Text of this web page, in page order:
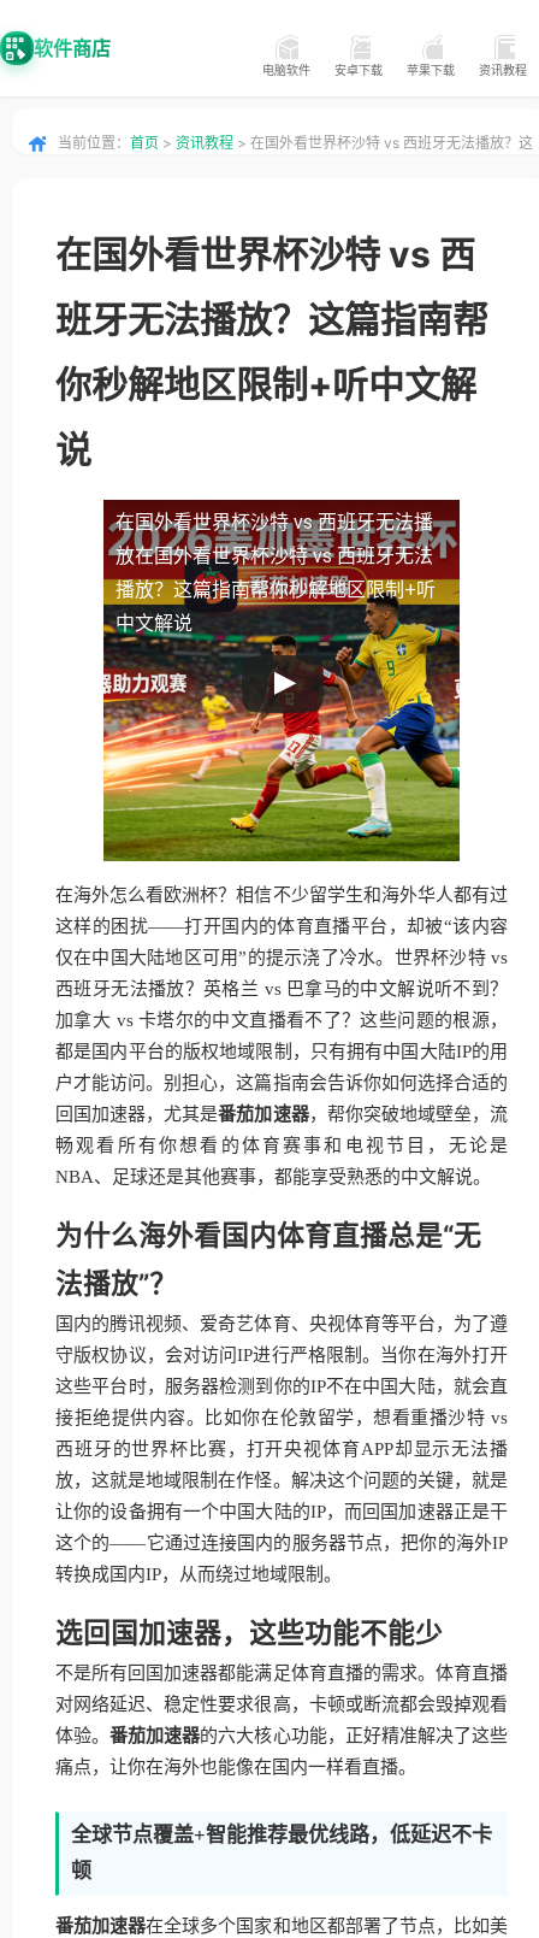
软件商店
电脑软件 安卓下载 苹果下载 资讯教程
当前位置： 首页 > 资讯教程 > 在国外看世界杯沙特 vs 西班牙无法播放？这
在国外看世界杯沙特 vs 西
班牙无法播放？这篇指南帮
你秒解地区限制+听中文解
说
在国外看世界杯沙特 vs 西班牙无法播
放在国外看世界杯沙特 vs 西班牙无法
播放？这篇指南帮你秒解地区限制+听
中文解说
在海外怎么看欧洲杯？相信不少留学生和海外华人都有过
这样的困扰——打开国内的体育直播平台，却被“该内容
仅在中国大陆地区可用”的提示浇了冷水。世界杯沙特 vs
西班牙无法播放？英格兰 vs 巴拿马的中文解说听不到？
加拿大 vs 卡塔尔的中文直播看不了？这些问题的根源，
都是国内平台的版权地域限制，只有拥有中国大陆IP的用
户才能访问。别担心，这篇指南会告诉你如何选择合适的
回国加速器，尤其是番茄加速器，帮你突破地域壁垒，流
畅观看所有你想看的体育赛事和电视节目，无论是
NBA、足球还是其他赛事，都能享受熟悉的中文解说。
为什么海外看国内体育直播总是“无
法播放”？
国内的腾讯视频、爱奇艺体育、央视体育等平台，为了遵
守版权协议，会对访问IP进行严格限制。当你在海外打开
这些平台时，服务器检测到你的IP不在中国大陆，就会直
接拒绝提供内容。比如你在伦敦留学，想看重播沙特 vs
西班牙的世界杯比赛，打开央视体育APP却显示无法播
放，这就是地域限制在作怪。解决这个问题的关键，就是
让你的设备拥有一个中国大陆的IP，而回国加速器正是干
这个的——它通过连接国内的服务器节点，把你的海外IP
转换成国内IP，从而绕过地域限制。
选回国加速器，这些功能不能少
不是所有回国加速器都能满足体育直播的需求。体育直播
对网络延迟、稳定性要求很高，卡顿或断流都会毁掉观看
体验。番茄加速器的六大核心功能，正好精准解决了这些
痛点，让你在海外也能像在国内一样看直播。
全球节点覆盖+智能推荐最优线路，低延迟不卡
顿
番茄加速器在全球多个国家和地区都部署了节点，比如美